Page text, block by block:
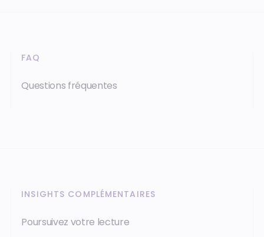
FAQ
Questions fréquentes
INSIGHTS COMPLÉMENTAIRES
Poursuivez votre lecture